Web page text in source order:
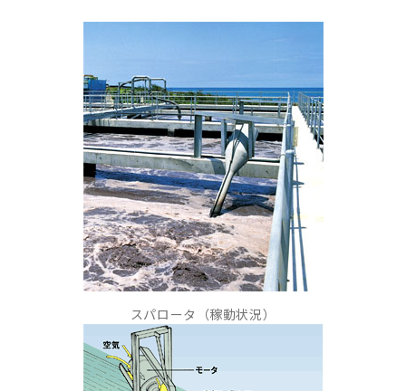
スパロータ（稼動状況）